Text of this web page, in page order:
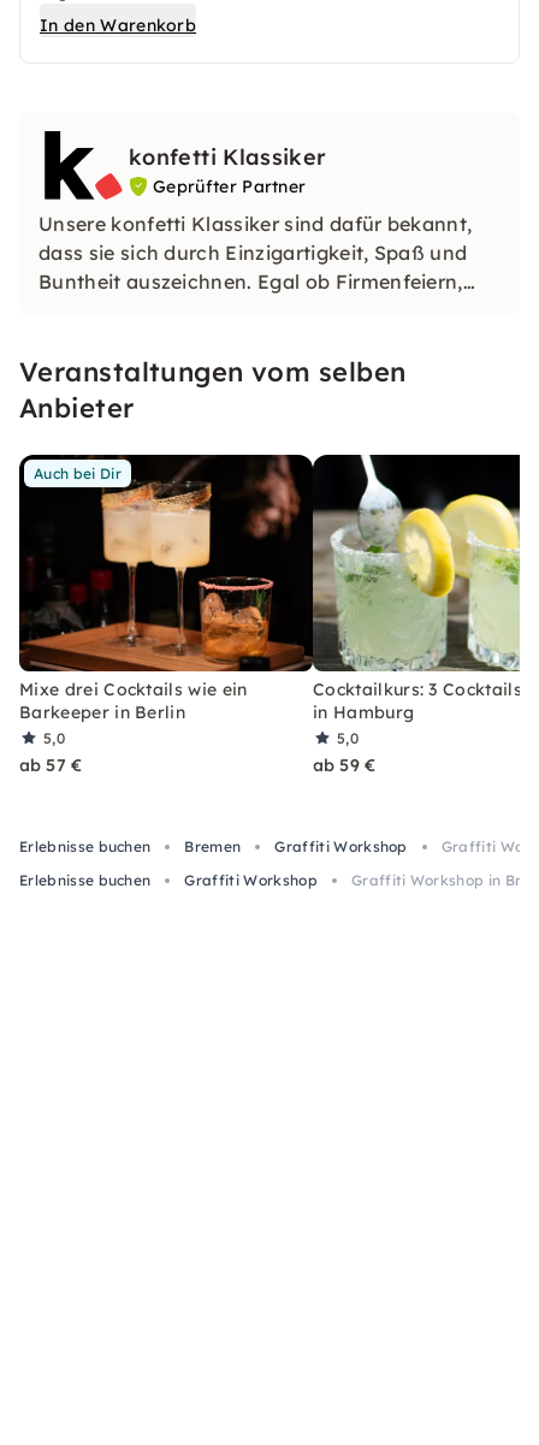
hochwertigen Leinwand umsetzen und mit
ein individuelles Kunstwerk, das Dich lange an
Dein Erlebnis erinnert.
In den Warenkorb
konfetti Klassiker
Geprüfter Partner
Unsere konfetti Klassiker sind dafür bekannt,
dass sie sich durch Einzigartigkeit, Spaß und
Buntheit auszeichnen. Egal ob Firmenfeiern,
erleben, welches Du so schnell nicht vergessen
wirst.
Veranstaltungen vom selben
Anbieter
Auch bei Dir
Mixe drei Cocktails wie ein
Barkeeper in Berlin
5,0
ab 57 €
Cocktailkurs: 3 Cocktails
in Hamburg
5,0
ab 59 €
Erlebnisse buchen Bremen Graffiti Workshop
Graffiti
Erlebnisse buchen
Graffiti Workshop Graffiti Workshop in